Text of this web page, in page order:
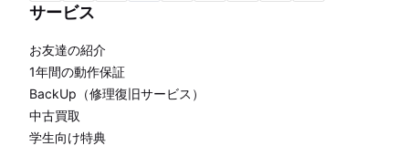
サービス
お友達の紹介
1年間の動作保証
BackUp（修理復旧サービス）
中古買取
学生向け特典